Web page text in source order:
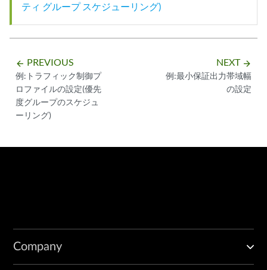
ティ グループ スケジューリング)
arrow_backward PREVIOUS
例:トラフィック制御プ
ロファイルの設定(優先
度グループのスケジュ
ーリング)
NEXT arrow_forward
例:最小保証出力帯域幅
の設定
Company